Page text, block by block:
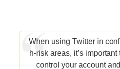
When using Twitter in
h-risk areas, it’s
control your account